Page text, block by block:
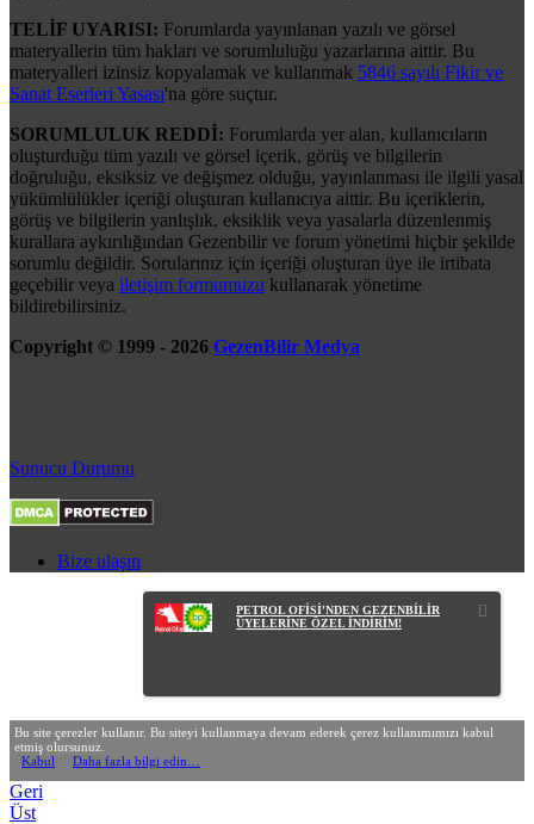
TELİF UYARISI: Forumlarda yayınlanan yazılı ve görsel
materyallerin tüm hakları ve sorumluluğu yazarlarına aittir. Bu
materyalleri izinsiz kopyalamak ve kullanmak 5846 sayılı Fikir ve
Sanat Eserleri Yasası'na göre suçtur.
SORUMLULUK REDDİ: Forumlarda yer alan, kullanıcıların
oluşturduğu tüm yazılı ve görsel içerik, görüş ve bilgilerin
doğruluğu, eksiksiz ve değişmez olduğu, yayınlanması ile ilgili yasal
yükümlülükler içeriği oluşturan kullanıcıya aittir. Bu içeriklerin,
görüş ve bilgilerin yanlışlık, eksiklik veya yasalarla düzenlenmiş
kurallara aykırılığından Gezenbilir ve forum yönetimi hiçbir şekilde
sorumlu değildir. Sorularınız için içeriği oluşturan üye ile irtibata
geçebilir veya iletişim formumuzu kullanarak yönetime
bildirebilirsiniz.
Copyright © 1999 - 2026 GezenBilir Medya
Sunucu Durumu
Bize ulaşın
PETROL OFİSİ'NDEN GEZENBİLİR
ÜYELERİNE ÖZEL İNDİRİM!
Bu site çerezler kullanır. Bu siteyi kullanmaya devam ederek çerez kullanımımızı kabul
etmiş olursunuz.
Kabul
Daha fazla bilgi edin…
Geri
Üst